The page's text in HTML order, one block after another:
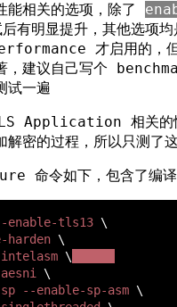
能相关的选项，除了
有明显提升，其他选项均
才启用的，
，建议自己写个
试一遍
Application 相关的
解密的过程，所以只测了
命令如下，包含了编译
tls13
harden
intelasm
\
sp --enable-sp-asm